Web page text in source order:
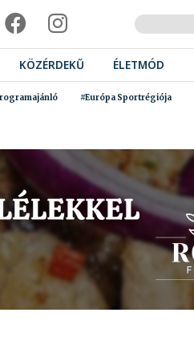
KÖZÉRDEKŰ ÉLETMÓD
#Európa Sportrégiója